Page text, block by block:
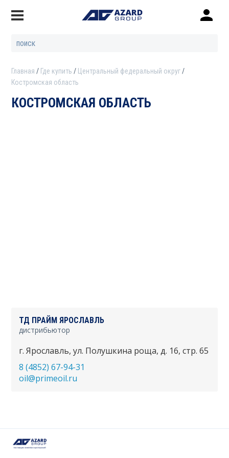
Главная Где купить
Центральный федеральный округ
Костромская область
КОСТРОМСКАЯ ОБЛАСТЬ
ТД ПРАЙМ ЯРОСЛАВЛЬ
г. Ярославль, ул. Полушкина роща, д. 16, стр. 65
8 (4852) 67-94-31
oil@primeoil.ru
дистрибьютор